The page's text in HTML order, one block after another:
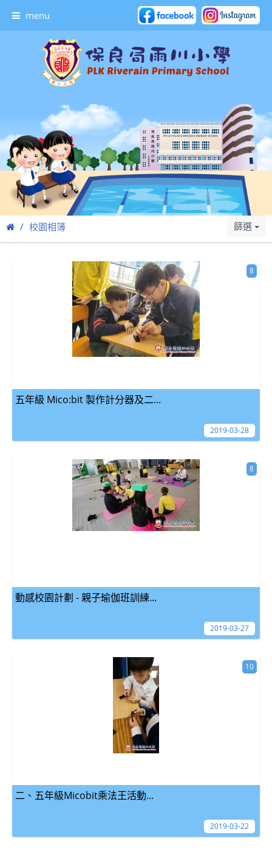
menu
校園相簿 篩選
五年級 Mico:bit 製作計分器及二...
8
2019-03-28
動感校園計劃 - 親子瑜伽班訓練...
8
2019-03-27
二、五年級Micobit乘法王活動...
10
2019-03-22